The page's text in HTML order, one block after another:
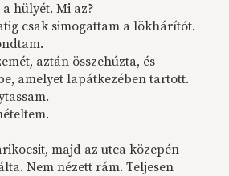
hülyét. Mi az?
csak simogattam a lökhárítót.
aztán összehúzta, és
amelyet lapátkezében tartott.
majd az utca közepén
Nem nézett rám. Teljesen